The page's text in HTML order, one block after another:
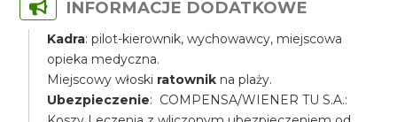
INFORMACJE DODATKOWE
Kadra: pilot-kierownik, wychowawcy, miejscowa
opieka medyczna.
Miejscowy włoski ratownik na plaży.
Ubezpieczenie: COMPENSA/WIENER TU S.A.: